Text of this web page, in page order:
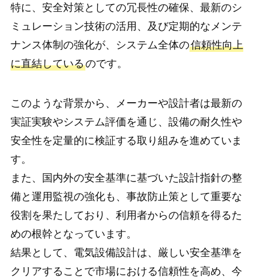
特に、安全対策としての冗長性の確保、最新のシ
ミュレーション技術の活用、及び定期的なメンテ
ナンス体制の強化が、システム全体の信頼性向上
に直結しているのです。
このような背景から、メーカーや設計者は最新の
実証実験やシステム評価を通じ、設備の耐久性や
安全性を定量的に検証する取り組みを進めていま
す。
また、国内外の安全基準に基づいた設計指針の整
備と運用監視の強化も、事故防止策として重要な
役割を果たしており、利用者からの信頼を得るた
めの根幹となっています。
結果として、電気設備設計は、厳しい安全基準を
クリアすることで市場における信頼性を高め、今